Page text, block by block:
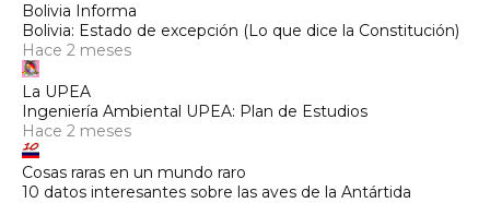
Bolivia Informa
Bolivia: Estado de excepción (Lo que dice la Constitución)
Hace 2 meses
La UPEA
Ingeniería Ambiental UPEA: Plan de Estudios
Hace 2 meses
Cosas raras en un mundo raro
10 datos interesantes sobre las aves de la Antártida